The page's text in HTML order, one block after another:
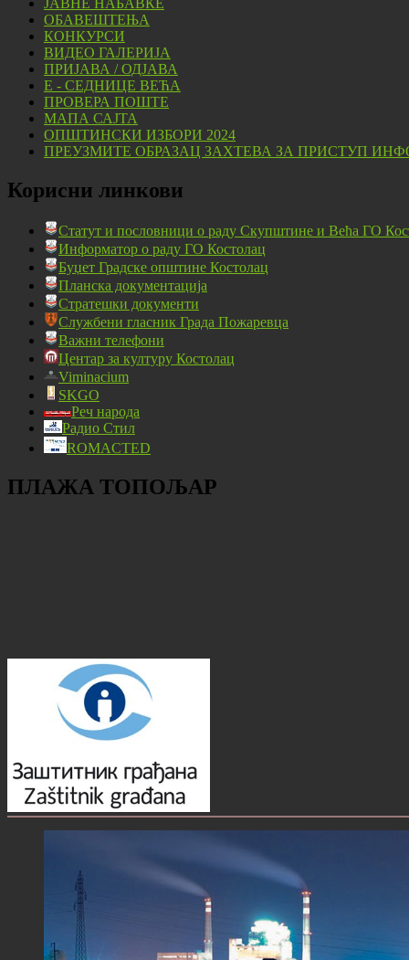
ЈАВНЕ НАБАВКЕ
ОБАВЕШТЕЊА
КОНКУРСИ
ВИДЕО ГАЛЕРИЈА
ПРИЈАВА / ОДЈАВА
Е - СЕДНИЦЕ ВЕЋА
ПРОВЕРА ПОШТЕ
МАПА САЈТА
ОПШТИНСКИ ИЗБОРИ 2024
ПРЕУЗМИТЕ ОБРАЗАЦ ЗАХТЕВА ЗА ПРИСТУП
Корисни линкови
Статут и пословници о раду Скупштине и Већа ГО
Информатор о раду ГО Костолац
Буџет Градске општине Костолац
Планска документација
Стратешки документи
Службени гласник Града Пожаревца
Важни телефони
Центар за културу Костолац
Viminacium
SKGO
Реч народа
Радио Стил
ROMACTED
ПЛАЖА ТОПОЉАР